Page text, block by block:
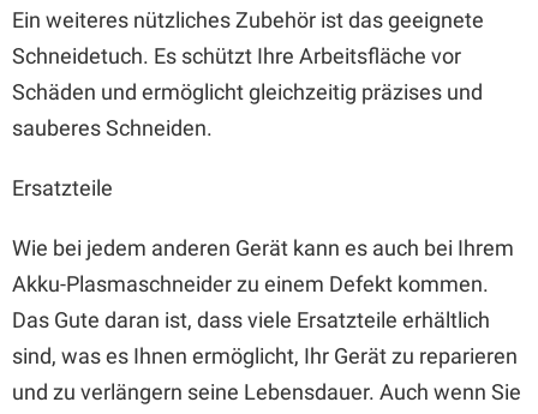
Ein weiteres nützliches Zubehör ist das geeignete
Schneidetuch. Es schützt Ihre Arbeitsfläche vor
Schäden und ermöglicht gleichzeitig präzises und
sauberes Schneiden.
Ersatzteile
Wie bei jedem anderen Gerät kann es auch bei Ihrem
Akku-Plasmaschneider zu einem Defekt kommen.
Das Gute daran ist, dass viele Ersatzteile erhältlich
sind, was es Ihnen ermöglicht, Ihr Gerät zu reparieren
und zu verlängern seine Lebensdauer. Auch wenn Sie